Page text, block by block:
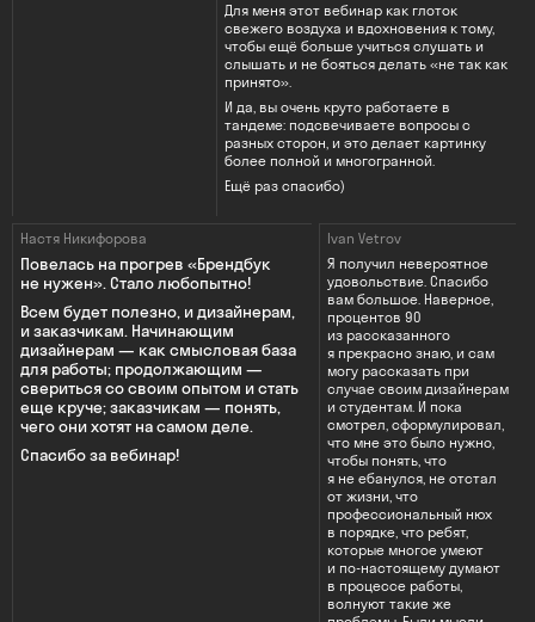
Для меня этот вебинар как глоток
свежего воздуха и вдохновения к тому,
чтобы ещё больше учиться слушать и
слышать и не бояться делать «не так как
принято».
И да, вы очень круто работаете в
тандеме: подсвечиваете вопросы с
разных сторон, и это делает картинку
более полной и многогранной.
Ещё раз спасибо)
Настя Никифорова
Повелась на прогрев «Брендбук
не нужен». Стало любопытно!
Всем будет полезно, и дизайнерам,
и заказчикам. Начинающим
дизайнерам — как смысловая база
для работы; продолжающим —
свериться со своим опытом и стать
еще круче; заказчикам — понять,
чего они хотят на самом деле.
Спасибо за вебинар!
Ivan Vetrov
Я получил невероятное
удовольствие. Спасибо
вам большое. Наверное,
процентов 90
из рассказанного
я прекрасно знаю, и сам
могу рассказать при
случае своим дизайнерам
и студентам. И пока
смотрел, сформулировал,
что мне это было нужно,
чтобы понять, что
я не ебанулся, не отстал
от жизни, что
профессиональный нюх
в порядке, что ребят,
которые многое умеют
и по-настоящему думают
в процессе работы,
волнуют такие же